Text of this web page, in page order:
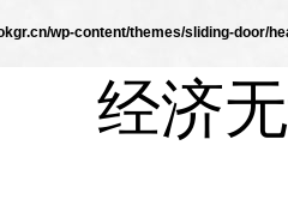
wp-content/themes/sliding-door/
经济